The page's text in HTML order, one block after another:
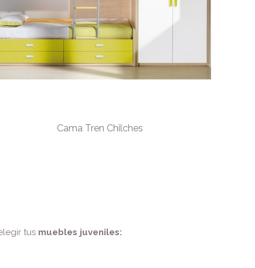
Cama Tren Chilches
tus muebles juveniles: